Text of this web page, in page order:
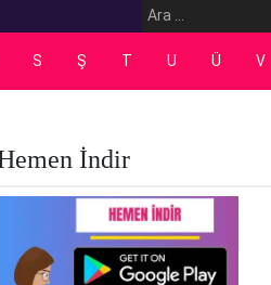
Arama:
S Ş T U Ü V
İndir